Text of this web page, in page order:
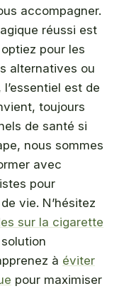
accompagner.
réussi est
pour les
alternatives ou
est de
toujours
de santé si
nous sommes
avec
pour
vie. N’hésitez
sur la cigarette
à éviter
pour maximiser